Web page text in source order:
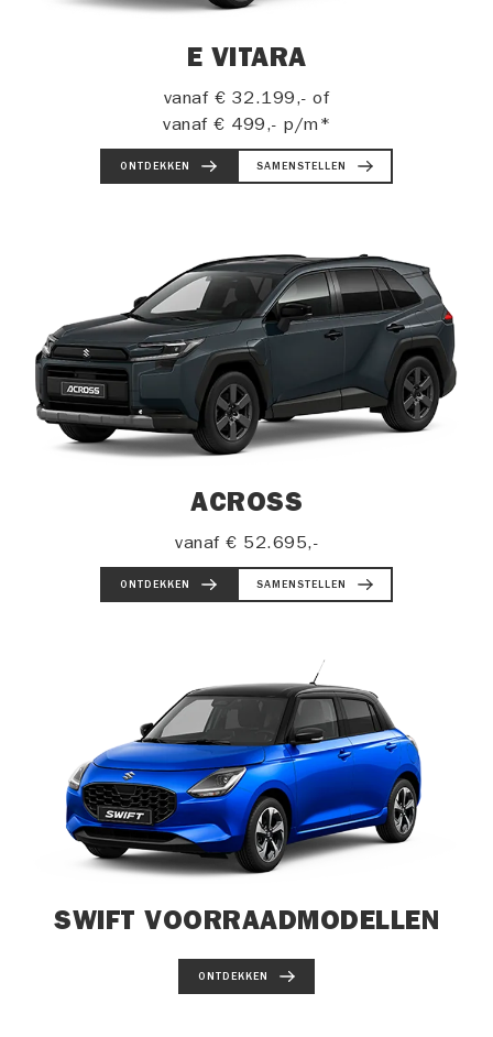
E VITARA
vanaf € 32.199,- of
vanaf € 499,- p/m*
ONTDEKKEN SAMENSTELLEN
ACROSS
vanaf € 52.695,-
ONTDEKKEN SAMENSTELLEN
SWIFT VOORRAADMODELLEN
ONTDEKKEN